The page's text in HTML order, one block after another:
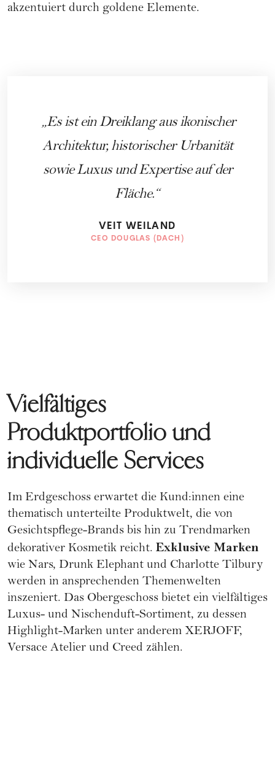
akzentuiert durch goldene Elemente.
Es ist ein Dreiklang aus ikonischer
Architektur, historischer Urbanität
sowie Luxus und Expertise auf der
Fläche.
VEIT WEILAND
CEO DOUGLAS (DACH)
Vielfältiges
Produktportfolio und
individuelle Services
Im Erdgeschoss erwartet die Kund:innen eine
thematisch unterteilte Produktwelt, die von
Gesichtspflege-Brands bis hin zu Trendmarken
dekorativer Kosmetik reicht. Exklusive Marken
wie Nars, Drunk Elephant und Charlotte Tilbury
werden in ansprechenden Themenwelten
inszeniert. Das Obergeschoss bietet ein vielfältiges
Luxus- und Nischenduft-Sortiment, zu dessen
Highlight-Marken unter anderem XERJOFF,
Versace Atelier und Creed zählen.